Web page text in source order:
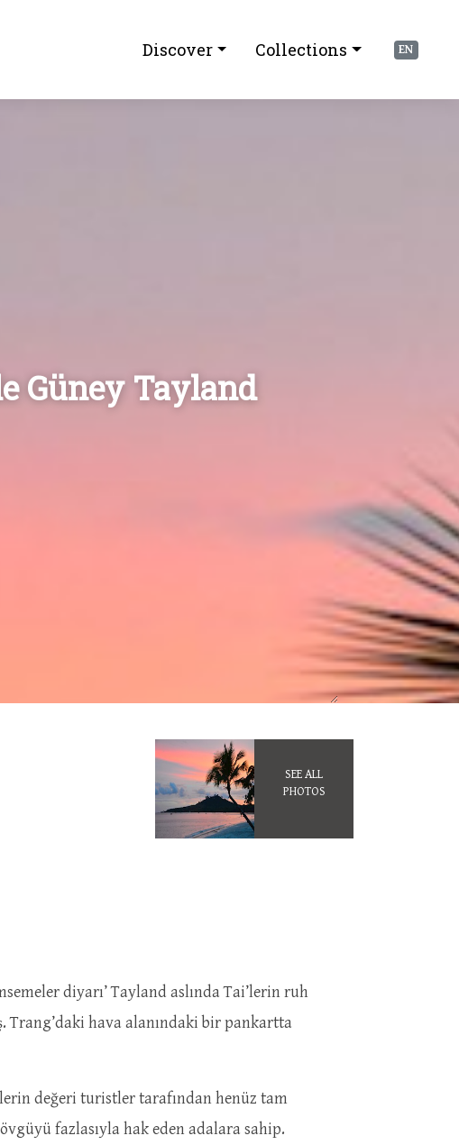
EN
Collections
Discover
Güney Tayland
SEE ALL
PHOTOS
diyarı’ Tayland aslında Tai’lerin ruh
Trang’daki hava alanındaki bir pankartta
değeri turistler tarafından henüz tam
fazlasıyla hak eden adalara sahip.